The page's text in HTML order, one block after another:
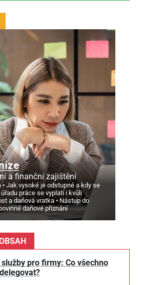
a finanční zajištění
Jak vysoké je odstupné a kdy se
práce se vyplatí i kvůli
a daňová vratka
Nástup do
daňové přiznání
pro firmy: Co všechno